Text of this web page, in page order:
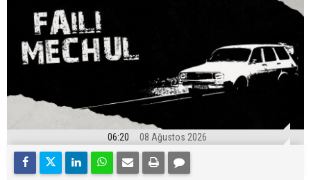
06:20 08 Ağustos 2026